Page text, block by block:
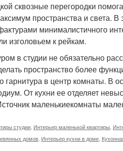
сквозные перегородки
пространства и света.
минималистичного
изголовьем к рейкам.
в студии не обязательно
пространство более
гарнитура в центр комнаты. В
От кухни ее отделяет
маленькиекомнаты
студии Интерьер маленькой квартиры
домов Интерьер кухни в доме